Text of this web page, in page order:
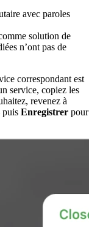
avec paroles
solution de
n’ont pas de
correspondant est
service, copiez les
revenez à
puis Enregistrer pour